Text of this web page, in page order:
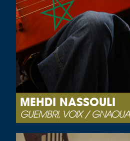
MEHDI NASSOULI
GUEMBRI, VOIX /